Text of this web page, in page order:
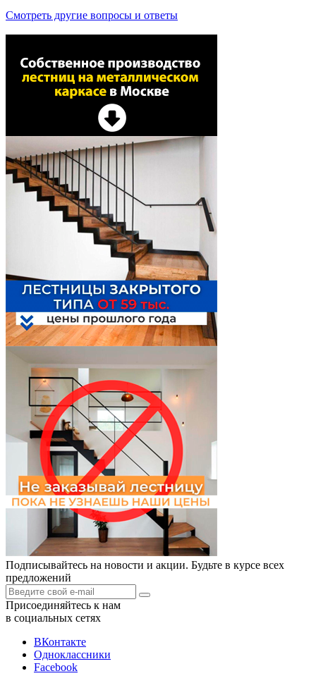
Смотреть другие вопросы и ответы
Подписывайтесь на новости и акции. Будьте в курсе всех
предложений
Присоединяйтесь к нам
в социальных сетях
ВКонтакте
Одноклассники
Facebook